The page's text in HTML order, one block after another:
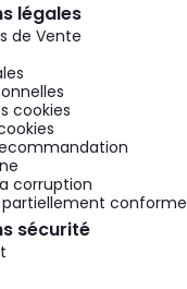
légales
de Vente
cookies
corruption
partiellement conforme
sécurité